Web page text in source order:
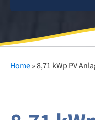
Home»8,71 kWp PV